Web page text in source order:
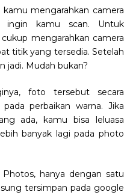
mengarahkan camera
ingin kamu scan. Untuk
mengarahkan camera
titik yang tersedia. Setelah
jadi. Mudah bukan?
foto tersebut secara
perbaikan warna. Jika
ada, kamu bisa leluasa
banyak lagi pada photo
hanya dengan satu
tersimpan pada google